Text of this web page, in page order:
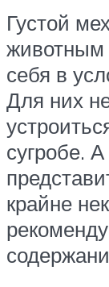
Густой
животным
себя в
Для них
сугробе.
крайне